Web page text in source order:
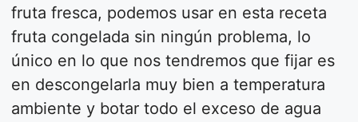
fruta fresca, podemos usar en esta receta
fruta congelada sin ningún problema, lo
único en lo que nos tendremos que fijar es
en descongelarla muy bien a temperatura
ambiente y botar todo el exceso de agua